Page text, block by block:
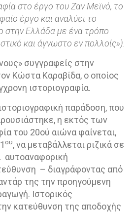
στο έργο του Ζαν Μεϊνό, το
έργο και αναλύει το
στην Ελλάδα με ένα τρόπο
και άγνωστο εν πολλοίς»).
συγγραφείς στην
Κώστα Καραβίδα, ο οποίος
ιστοριογραφία.
παράδοση, που
η εκτός των
του 20ού αιώνα φαίνεται,
ου, να μεταβάλλεται ριζικά σε
αυτοαναφορική
– διαγράφοντας από
της την προηγούμενη
Ιστορικός
κατεύθυνση της αποδοχής